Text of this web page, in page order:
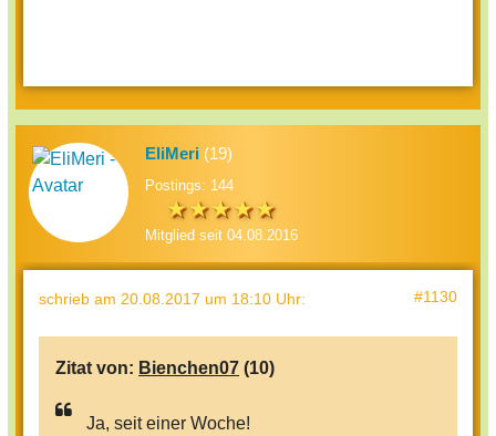
EliMeri (19)
Postings: 144
Mitglied seit 04.08.2016
schrieb am 20.08.2017 um 18:10 Uhr: #1130
Zitat von: Bienchen07 (10)
Ja, seit einer Woche!